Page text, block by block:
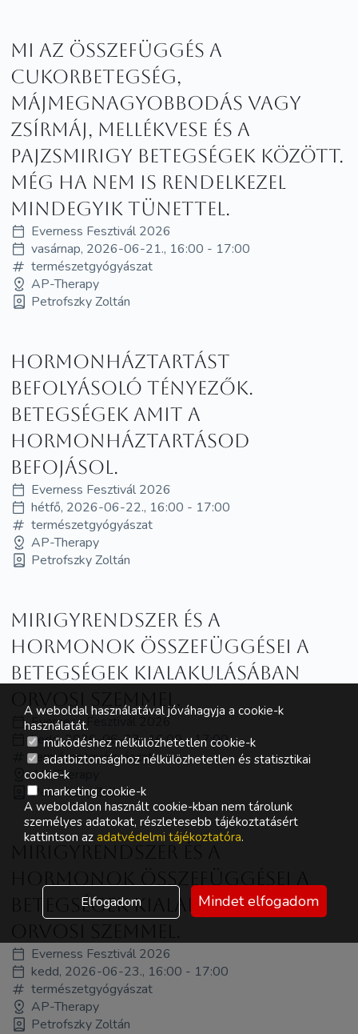
Mi az összefüggés a
cukorbetegség,
májmegnagyobbodás vagy
zsírmáj, mellékvese és a
pajzsmirigy betegségek között.
Még ha nem is rendelkezel
mindegyik tünettel.
Everness Fesztivál 2026
vasárnap, 2026-06-21., 16:00 - 17:00
természetgyógyászat
AP-Therapy
Petrofszky Zoltán
Hormonháztartást
befolyásoló tényezők.
Betegségek amit a
Hormonháztartásod
befojásol.
Everness Fesztivál 2026
hétfő, 2026-06-22., 16:00 - 17:00
természetgyógyászat
AP-Therapy
Petrofszky Zoltán
Mirigyrendszer és a
hormonok összefüggései a
betegségek kialakulásában
orvosi szemmel.
Everness Fesztivál 2026
kedd, 2026-06-23., 16:00 - 17:00
természetgyógyászat
AP-Therapy
Petrofszky Zoltán
betegségek kialakulásában
Everness Fesztivál 2026
kedd, 2026-06-23., 16:00 - 17:00
természetgyógyászat
AP-Therapy
Petrofszky Zoltán
A weboldal használatával jóváhagyja a cookie-k
használatát.
működéshez nélkülözhetetlen cookie-k
adatbiztonsághoz nélkülözhetetlen és statisztikai
cookie-k
marketing cookie-k
A weboldalon használt cookie-kban nem tárolunk
személyes adatokat, részletesebb tájékoztatásért
kattintson az adatvédelmi tájékoztatóra.
Elfogadom Mindet elfogadom